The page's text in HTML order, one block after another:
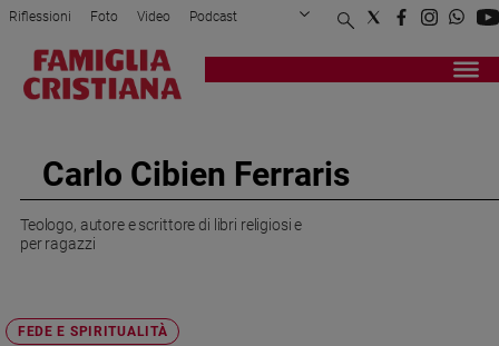
Attualità
Politica
Mondo
Economia
Sport
Riflessioni Foto Video Podcast
Privacy Policy Chi siamo
Registrati Redazione
Carlo Cibien Ferraris
Teologo, autore e scrittore di libri religiosi e
per ragazzi
FEDE E SPIRITUALITÀ